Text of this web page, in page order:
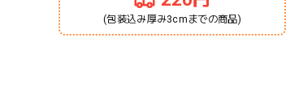
(包装込み厚み3cmまでの商品)